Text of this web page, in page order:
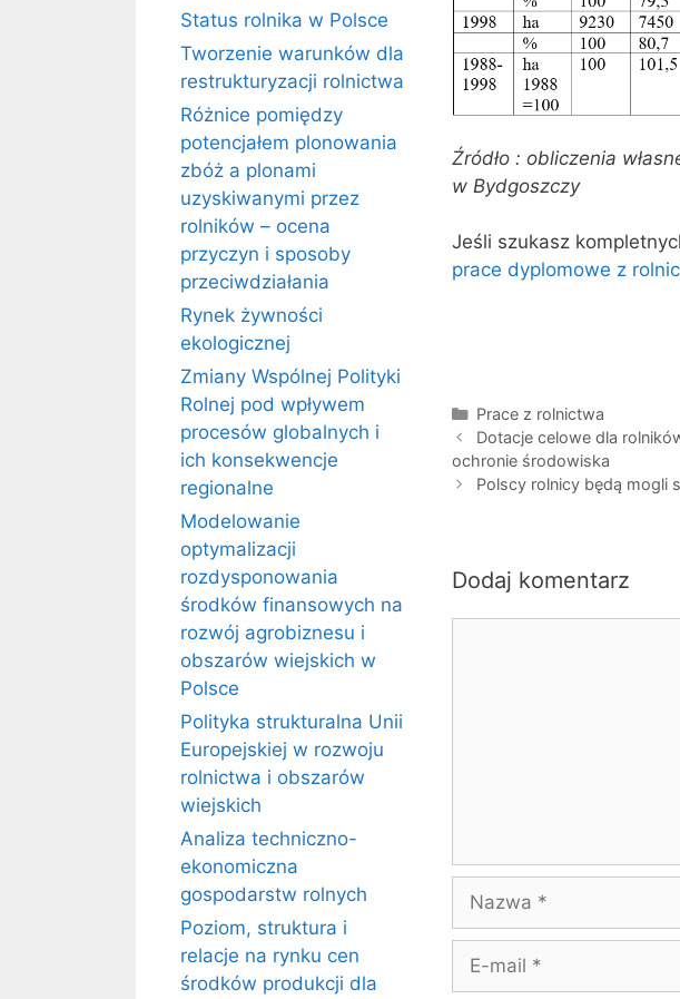
Źródło : obliczenia
w Bydgoszczy
Jeśli szukasz
prace dyplomowe z
Kategorie
Prace z rolnictwa
Dotacje celowe dla
ochronie środowiska
Polscy rolnicy będą mogli
Dodaj komentarz
Nazwa
Status rolnika w Polsce
Tworzenie warunków dla
restrukturyzacji rolnictwa
Różnice pomiędzy
potencjałem plonowania
zbóż a plonami
uzyskiwanymi przez
rolników – ocena
przyczyn i sposoby
przeciwdziałania
Rynek żywności
ekologicznej
Zmiany Wspólnej Polityki
Rolnej pod wpływem
procesów globalnych i
ich konsekwencje
regionalne
Modelowanie
optymalizacji
rozdysponowania
środków finansowych na
rozwój agrobiznesu i
obszarów wiejskich w
Polsce
Polityka strukturalna Unii
Europejskiej w rozwoju
rolnictwa i obszarów
wiejskich
Analiza techniczno-
ekonomiczna
gospodarstw rolnych
Poziom, struktura i
relacje na rynku cen
środków produkcji dla